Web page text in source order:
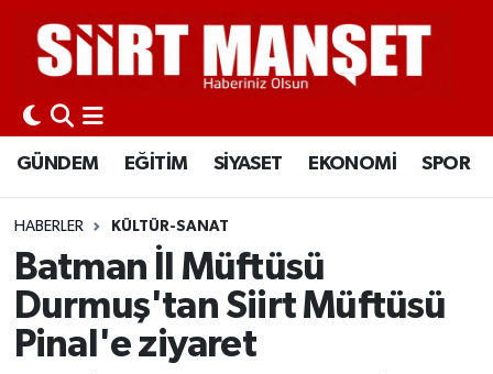
GÜNDEM EĞİTİM SİYASET EKONOMİ SPOR
HABERLER KÜLTÜR-SANAT
Batman İl Müftüsü
Durmuş'tan Siirt Müftüsü
Pinal'e ziyaret
GÜNDEM
EĞİTİM
SİYASET
EKONOMİ
SPOR
Siirt Nöbetçi Eczaneler
Siirt Hava Durumu
Siirt Namaz Vakitleri
Siirt Trafik Yoğunluk Haritası
Süper Lig Puan Durumu ve Fikstür
Tüm Manşetler